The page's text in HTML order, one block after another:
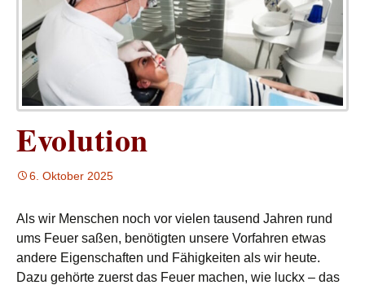
Evolution
6. Oktober 2025
Als wir Menschen noch vor vielen tausend Jahren rund
ums Feuer saßen, benötigten unsere Vorfahren etwas
andere Eigenschaften und Fähigkeiten als wir heute.
Dazu gehörte zuerst das Feuer machen, wie luckx – das